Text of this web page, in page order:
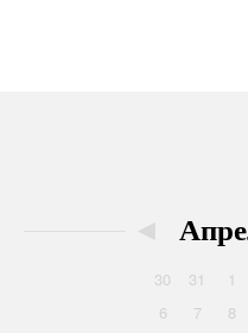
◄
30 31 1
6
7 8